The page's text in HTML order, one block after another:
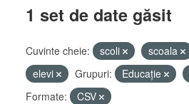
1 set de date găsit
Cuvinte cheie: scoli scoala
elevi
Grupuri: Educație
Formate:
CSV